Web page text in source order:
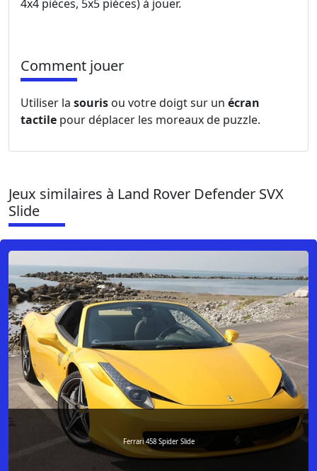
4x4 pièces, 5x5 pièces) à jouer.
Comment jouer
Utiliser la souris ou votre doigt sur un écran
tactile pour déplacer les moreaux de puzzle.
Jeux similaires à Land Rover Defender SVX
Slide
Ferrari 458 Spider Slide